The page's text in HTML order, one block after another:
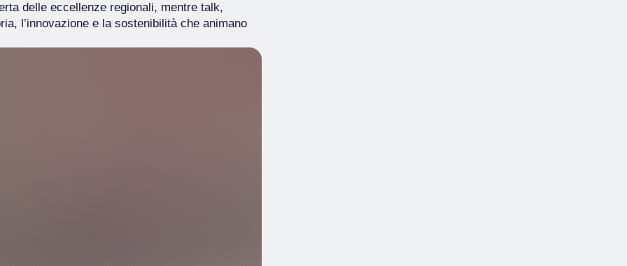
delle eccellenze regionali, mentre talk,
l’innovazione e la sostenibilità che animano